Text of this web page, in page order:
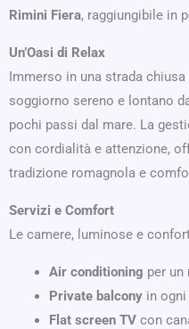
Rimini Fiera, raggiungibile in
Un’Oasi di Relax
Immerso in una strada
soggiorno sereno e lontano
pochi passi dal mare. La
con cordialità e attenzione,
tradizione romagnola e
Servizi e Comfort
Le camere, luminose e
Air conditioning per un
Private balcony in
Flat screen TV con